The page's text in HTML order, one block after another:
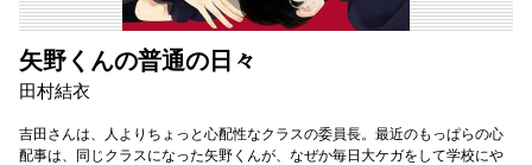
矢野くんの普通の日々
田村結衣
吉田さんは、人よりちょっと心配性なクラスの委員長。最近のもっぱらの心
配事は、同じクラスになった矢野くんが、なぜか毎日大ケガをして学校にや